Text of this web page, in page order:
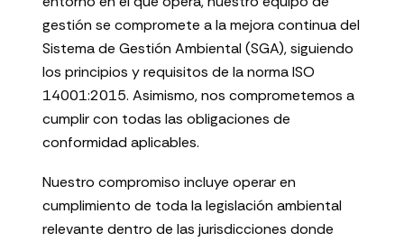
gestión se compromete a la mejora continua del
Sistema de Gestión Ambiental (SGA), siguiendo
los principios y requisitos de la norma ISO
14001:2015. Asimismo, nos comprometemos a
cumplir con todas las obligaciones de
conformidad aplicables.
Nuestro compromiso incluye operar en
cumplimiento de toda la legislación ambiental
relevante dentro de las jurisdicciones donde